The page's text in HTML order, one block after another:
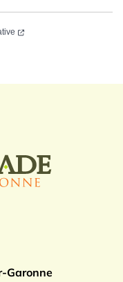
compte Facebook
vers le compte
Garonne